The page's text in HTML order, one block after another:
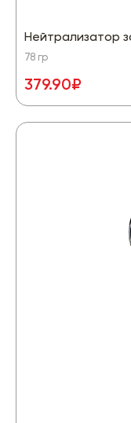
Нейтрализатор
78 гр
379.90₽